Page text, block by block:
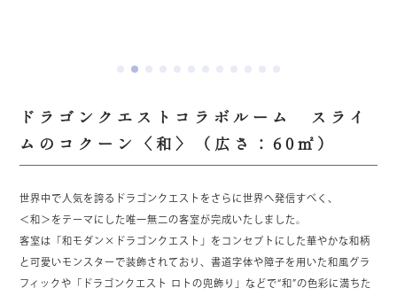
ドラゴンクエストコラボルーム スライ
ムのコクーン〈和〉（広さ：60㎡）
世界中で人気を誇るドラゴンクエストをさらに世界へ発信すべく、
＜和＞をテーマにした唯一無二の客室が完成いたしました。
客室は「和モダン×ドラゴンクエスト」をコンセプトにした華やかな和柄
と可愛いモンスターで装飾されており、書道字体や障子を用いた和風グラ
フィックや「ドラゴンクエスト ロトの兜飾り」などで“和”の色彩に満ちた